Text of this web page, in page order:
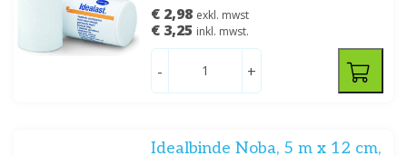
€ 2,98 exkl. mwst
€ 3,25 inkl. mwst.
- +
Idealbinde Noba, 5 m x 12 cm,